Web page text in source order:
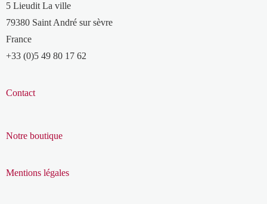
5 Lieudit La ville
79380 Saint André sur sèvre
France
+33 (0)5 49 80 17 62
Contact
Notre boutique
Mentions légales